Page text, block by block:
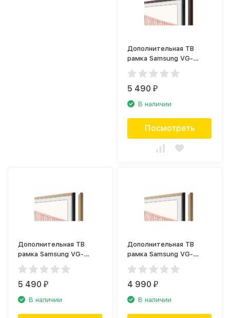
Дополнительная ТВ
рамка Samsung VG-
SCFA50BWB коричневая
(2021)
5 490₽
В наличии
Посмотреть
Дополнительная ТВ
рамка Samsung VG-
SCFA50TKB древесная
(2021)
5 490₽
В наличии
Дополнительная ТВ
рамка Samsung VG-
SCFA43TKB древесная
(2021)
4 990₽
В наличии